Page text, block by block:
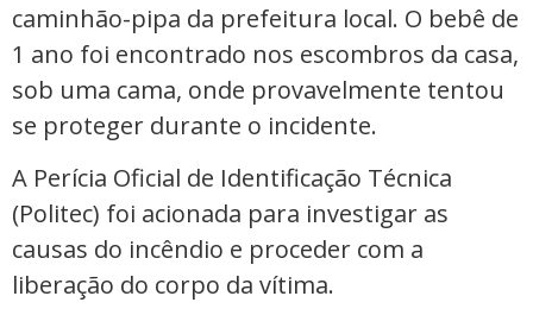
caminhão-pipa da prefeitura local. O bebê de
1 ano foi encontrado nos escombros da casa,
sob uma cama, onde provavelmente tentou
se proteger durante o incidente.
A Perícia Oficial de Identificação Técnica
(Politec) foi acionada para investigar as
causas do incêndio e proceder com a
liberação do corpo da vítima.